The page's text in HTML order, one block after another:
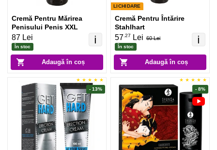
Adaugă în coș
ℹ️
Cremă Pentru Mărirea
Penisului Penis XXL
87 Lei
În stoc
LICHIDARE
Adaugă în coș
ℹ️
Cremă Pentru Întărire
Stahlhart
57.27 Lei 60 Lei
În stoc
- 13% - 8%